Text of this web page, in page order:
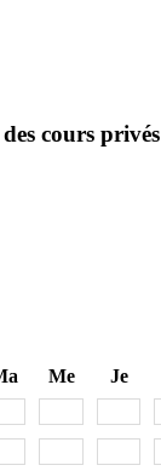
cours privés
Me Je